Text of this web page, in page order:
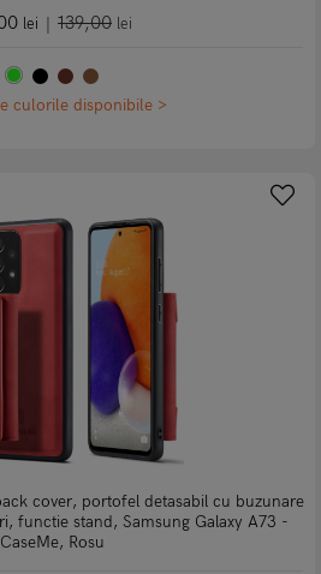
lei 139,00 lei
culorile disponibile >
cover, portofel detasabil cu buzunare
functie stand, Samsung Galaxy A73 -
CaseMe, Rosu